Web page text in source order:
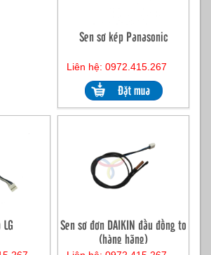
Sen sơ kép Panasonic
Liên hệ: 0972.415.267
Sen sơ đơn DAIKIN đầu đồng to
(hàng hãng)